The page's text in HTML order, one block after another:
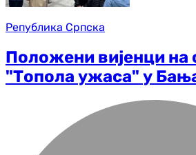
Република Српска
Положени вијенци на
"Топола ужаса" у